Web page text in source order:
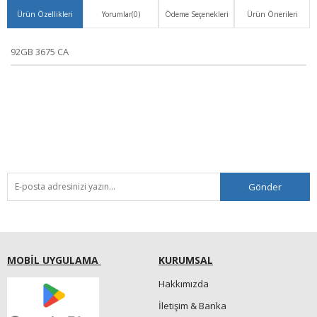
Ürün Özellikleri Yorumlar(0) Ödeme Seçenekleri Ürün Önerileri
92GB 3675 CA
Gönder
MOBİL UYGULAMA KURUMSAL
Hakkımızda
İletişim & Banka